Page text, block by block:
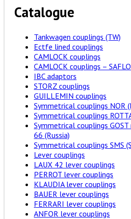
Catalogue
Tankwagen couplings (TW)
Ectfe lined couplings
CAMLOCK couplings
CAMLOCK couplings –
IBC adaptors
STORZ couplings
GUILLEMIN couplings
Symmetrical couplings NOR
Symmetrical couplings
Symmetrical couplings
66 (Russia)
Symmetrical couplings SMS
Lever couplings
LAUX 42 lever couplings
PERROT lever couplings
KLAUDIA lever couplings
BAUER lever couplings
FERRARI lever couplings
ANFOR lever couplings